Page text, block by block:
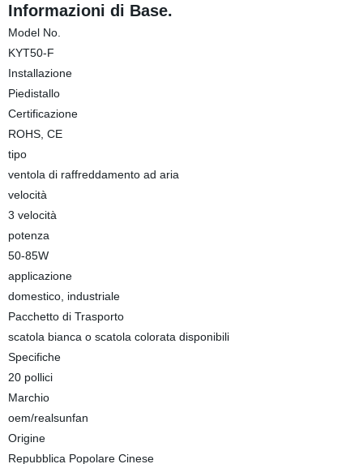
Informazioni di Base.
Model No.
KYT50-F
Installazione
Piedistallo
Certificazione
ROHS, CE
tipo
ventola di raffreddamento ad aria
velocità
3 velocità
potenza
50-85W
applicazione
domestico, industriale
Pacchetto di Trasporto
scatola bianca o scatola colorata disponibili
Specifiche
20 pollici
Marchio
oem/realsunfan
Origine
Repubblica Popolare Cinese